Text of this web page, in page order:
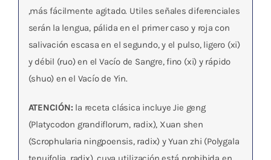
,más fácilmente agitado. Utiles señales diferenciales
serán la lengua, pálida en el primer caso y roja con
salivación escasa en el segundo, y el pulso, ligero (xi)
y débil (ruo) en el Vacío de Sangre, fino (xi) y rápido
(shuo) en el Vacío de Yin.
ATENCIÓN: la receta clásica incluye Jie geng
(Platycodon grandiflorum, radix), Xuan shen
(Scrophularia ningpoensis, radix) y Yuan zhi (Polygala